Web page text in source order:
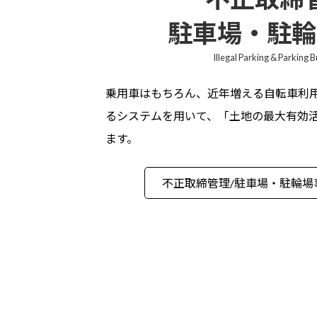
駐車場・駐
Illegal Parking & Parking
乗用車はもちろん、近年増える自転車利
るシステムを用いて、「土地の最大有効
ます。
不正取締管理/駐車場・駐輪